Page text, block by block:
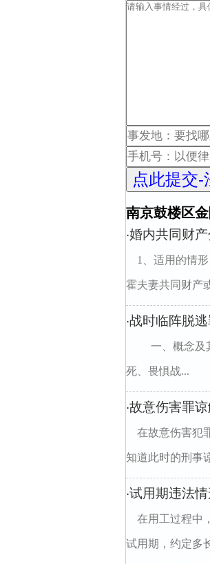
南京鼓楼区
·婚内共同财
1、适用的情
霍夫妻共同财产
·战时临阵脱
一、概念及
死、畏惧战...
·故意伤害罪
在故意伤害犯
知道此时的刑事
·试用期违法情
在用工过程中
试用期，约定多